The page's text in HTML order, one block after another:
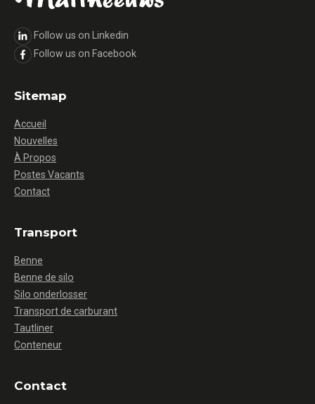
Follow us on Linkedin
Follow us on Facebook
Sitemap
Accueil
Nouvelles
À Propos
Postes Vacants
Contact
Transport
Benne
Benne de silo
Silo onderlosser
Transport de carburant
Tautliner
Conteneur
Contact